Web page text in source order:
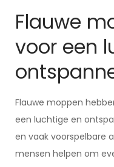
Flauwe
voor een
Flauwe moppen
een luchtige en
en vaak voorspelbare
mensen helpen om